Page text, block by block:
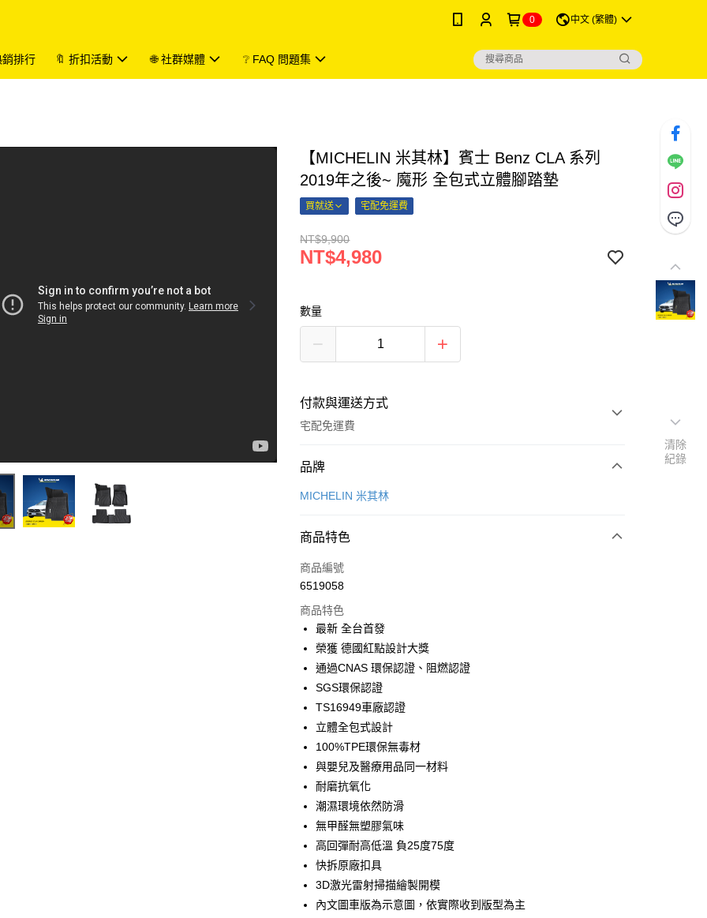
0 中文 (繁體)
銷排行 🔖 折扣活動 🌐 社群媒體 ❔ FAQ 問題集
【MICHELIN 米其林】賓士 Benz CLA 系列
2019年之後~ 魔形 全包式立體腳踏墊
買就送 宅配免運費
NT$9,900
NT$4,980
數量
付款與運送方式
宅配免運費
付款方式
信用卡一次付款
合作金庫商業銀行
華南商業銀行
上海商業儲蓄銀行
國泰世華商業銀行
臺灣中小企業銀行
聯邦商業銀行
元大商業銀行
玉山商業銀行
台新國際商業銀行
台灣樂天信用卡公司
LINE Pay
Apple Pay
街口支付
悠遊付
Google Pay
全盈+PAY
ATM付款
運送方式
宅配
離島宅配
每筆NT$200
品牌
MICHELIN 米其林
商品特色
商品編號
6519058
商品特色
最新 全台首發
榮獲 德國紅點設計大獎
通過CNAS 環保認證、阻燃認證
SGS環保認證
TS16949車廠認證
立體全包式設計
100%TPE環保無毒材
與嬰兒及醫療用品同一材料
耐磨抗氧化
潮濕環境依然防滑
無甲醛無塑膠氣味
高回彈耐高低溫 負25度75度
快拆原廠扣具
3D激光雷射掃描繪製開模
內文圖車版為示意圖，依實際收到版型為主
清除
紀錄